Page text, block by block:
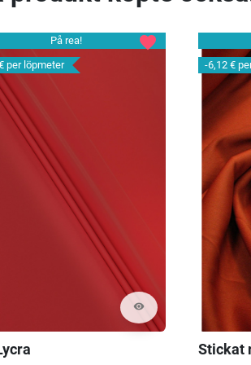
På rea!
per löpmeter
visibility
favorite
-6,12 €
Stickat